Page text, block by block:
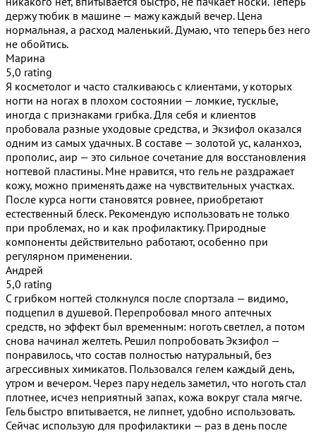
держу тюбик в машине — мажу каждый вечер. Цена
нормальная, а расход маленький. Думаю, что теперь без него
не обойтись.
Марина
5,0 rating
Я косметолог и часто сталкиваюсь с клиентами, у которых
ногти на ногах в плохом состоянии — ломкие, тусклые,
иногда с признаками грибка. Для себя и клиентов
пробовала разные уходовые средства, и Экзифол оказался
одним из самых удачных. В составе — золотой ус, каланхоэ,
прополис, аир — это сильное сочетание для восстановления
ногтевой пластины. Мне нравится, что гель не раздражает
кожу, можно применять даже на чувствительных участках.
После курса ногти становятся ровнее, приобретают
естественный блеск. Рекомендую использовать не только
при проблемах, но и как профилактику. Природные
компоненты действительно работают, особенно при
регулярном применении.
Андрей
5,0 rating
С грибком ногтей столкнулся после спортзала — видимо,
подцепил в душевой. Перепробовал много аптечных
средств, но эффект был временным: ноготь светлел, а потом
снова начинал желтеть. Решил попробовать Экзифол —
понравилось, что состав полностью натуральный, без
агрессивных химикатов. Пользовался гелем каждый день,
утром и вечером. Через пару недель заметил, что ноготь стал
плотнее, исчез неприятный запах, кожа вокруг стала мягче.
Гель быстро впитывается, не липнет, удобно использовать.
Сейчас использую для профилактики — раз в день после